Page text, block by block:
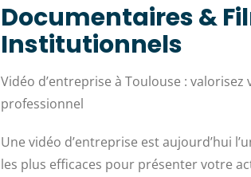
Documentaires &
Institutionnels
Vidéo d’entreprise à Toulouse :
professionnel
Une vidéo d’entreprise est aujourd’hui
les plus efficaces pour présenter votre